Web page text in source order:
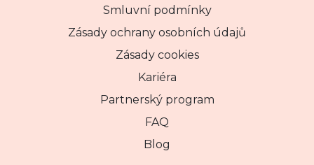
Smluvní podmínky
Zásady ochrany osobních údajů
Zásady cookies
Kariéra
Partnerský program
FAQ
Blog